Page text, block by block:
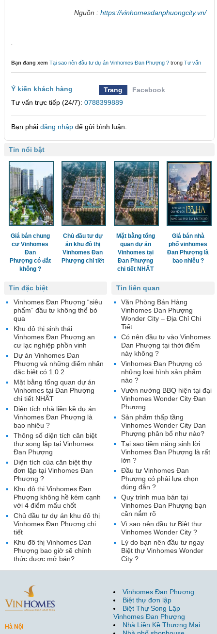
Nguồn : https://vinhomesdanphuongcity.vn/
Bạn đang xem Tại sao nên đầu tư dự án Vinhomes Đan Phượng ? trong Tư vấn
Ý kiến khách hàng Trang
Facebook
Tư vấn trực tiếp (24/7): 0788399889
Bạn phải đăng nhập để gửi bình luận.
Tin nổi bật
Giá bán chung
cư Vinhomes
Đan
Phượng có đắt
không ?
Chủ đầu tư dự
án khu đô thị
Vinhomes Đan
Phượng chi tiết
Mặt bằng tổng
quan dự án
Vinhomes tại
Đan Phượng
chi tiết NHẤT
Giá bán nhà
phố vinhomes
Đan Phượng là
bao nhiêu ?
Tin liên quan
Văn Phòng Bán Hàng
Vinhomes Đan Phượng
Wonder City – Địa Chỉ Chi
Tiết
Có nên đầu tư vào Vinhomes
Đan Phượng tại thời điểm
này không ?
Vinhomes Đan Phượng có
những loại hình sản phẩm
nào ?
Vườn nướng BBQ hiện tại đại
Vinhomes Wonder City Đan
Phượng
Sản phẩm thấp tầng
Vinhomes Wonder City Đan
Phượng phân bổ như nào?
Tại sao tiềm năng sinh lời
Vinhomes Đan Phượng là rất
lớn ?
Đầu tư Vinhomes Đan
Phượng có phải lựa chọn
đúng đắn ?
Quy trình mua bán tại
Vinhomes Đan Phượng bạn
cần nắm rõ
Vì sao nên đầu tư Biệt thự
Vinhomes Wonder City ?
Lý do bạn nên đầu tư ngay
Biệt thự Vinhomes Wonder
City ?
Tin đặc biệt
Vinhomes Đan Phượng “siêu
phẩm” đầu tư không thể bỏ
qua
Khu đô thị sinh thái
Vinhomes Đan Phượng an
cư lạc nghiệp phồn vinh
Dự án Vinhomes Đan
Phượng và những điểm nhấn
đặc biệt có 1.0.2
Mặt bằng tổng quan dự án
Vinhomes tại Đan Phượng
chi tiết NHẤT
Diện tích nhà liền kề dự án
Vinhomes Đan Phượng là
bao nhiêu ?
Thông số diện tích căn biệt
thự song lập tại Vinhomes
Đan Phượng
Diện tích của căn biệt thự
đơn lập tại Vinhomes Đan
Phượng ?
Khu đô thị Vinhomes Đan
Phượng không hề kém cạnh
với 4 điểm mấu chốt
Chủ đầu tư dự án khu đô thị
Vinhomes Đan Phượng chi
tiết
Khu đô thị Vinhomes Đan
Phượng bao giờ sẽ chính
thức được mở bán?
Hà Nội
Vinhomes Đan Phượng
Biệt thự đơn lập
Biệt Thự Song Lập
Vinhomes Đan Phượng
Nhà Liền Kề Thương Mại